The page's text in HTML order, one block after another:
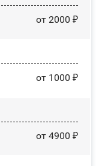
от 2000 ₽
от 1000 ₽
от 4900 ₽